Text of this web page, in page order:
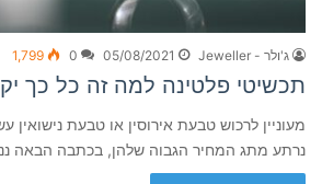
ג'ולר - Jeweller 05/08/2021
0
1,799
תכשיטי פלטינה למה זה כל כך
מעוניין לרכוש טבעת אירוסין או טבעת
נרתע מתג המחיר הגבוה שלהן, בכתבה הבאה